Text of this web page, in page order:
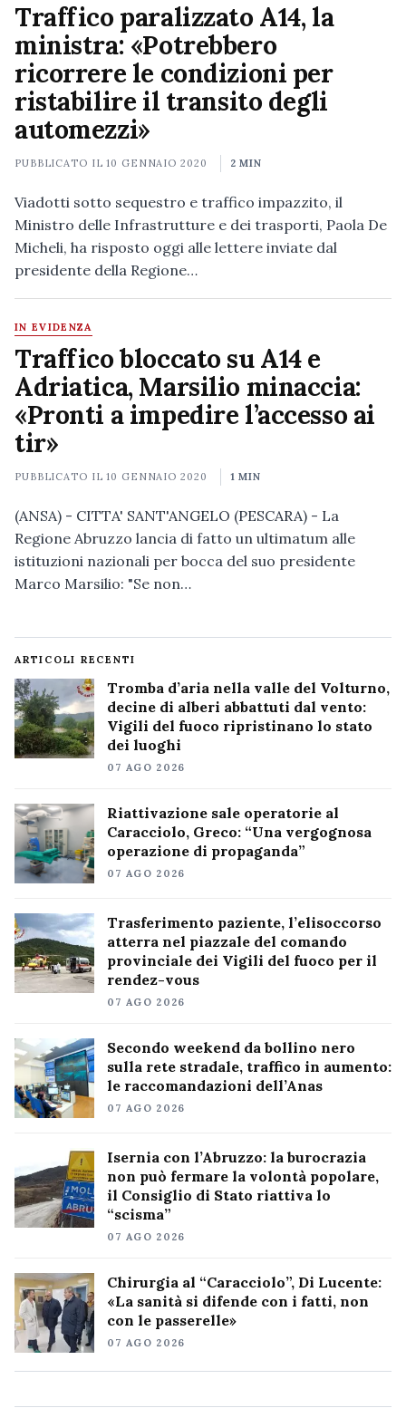
Traffico paralizzato A14, la
ministra: «Potrebbero
ricorrere le condizioni per
ristabilire il transito degli
automezzi»
PUBBLICATO IL10 GENNAIO 2020 2 MIN
Viadotti sotto sequestro e traffico impazzito, il
Ministro delle Infrastrutture e dei trasporti, Paola De
Micheli, ha risposto oggi alle lettere inviate dal
presidente della Regione…
IN EVIDENZA
Traffico bloccato su A14 e
Adriatica, Marsilio minaccia:
«Pronti a impedire l’accesso ai
tir»
PUBBLICATO IL10 GENNAIO 2020 1 MIN
(ANSA) - CITTA' SANT'ANGELO (PESCARA) - La
Regione Abruzzo lancia di fatto un ultimatum alle
istituzioni nazionali per bocca del suo presidente
Marco Marsilio: "Se non…
ARTICOLI RECENTI
Tromba d’aria nella valle del Volturno,
decine di alberi abbattuti dal vento:
Vigili del fuoco ripristinano lo stato
dei luoghi
07 AGO 2026
Riattivazione sale operatorie al
Caracciolo, Greco: “Una vergognosa
operazione di propaganda”
07 AGO 2026
Trasferimento paziente, l’elisoccorso
atterra nel piazzale del comando
provinciale dei Vigili del fuoco per il
rendez-vous
07 AGO 2026
Secondo weekend da bollino nero
sulla rete stradale, traffico in aumento:
le raccomandazioni dell’Anas
07 AGO 2026
Isernia con l’Abruzzo: la burocrazia
non può fermare la volontà popolare,
il Consiglio di Stato riattiva lo
“scisma”
07 AGO 2026
Chirurgia al “Caracciolo”, Di Lucente:
«La sanità si difende con i fatti, non
con le passerelle»
07 AGO 2026